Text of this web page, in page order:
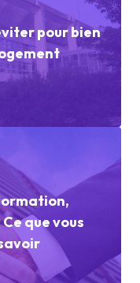
pour bien
que vous